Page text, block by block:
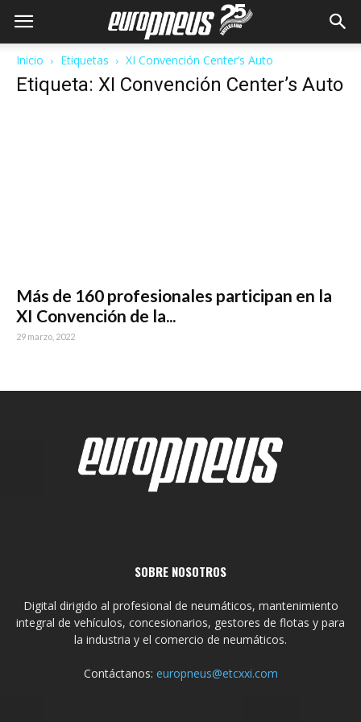
Inicio Etiquetas XI Convención Center’s Auto
Etiqueta: XI Convención Center’s Auto
Más de 160 profesionales participan en la
XI Convención de la...
29 marzo, 2022
SOBRE NOSOTROS
Digital dirigido al profesional de neumáticos, mantenimiento
integral de vehículos, concesionarios, gestores de flotas y para
la industria y el comercio de neumáticos.
Contáctanos: europneus@etcxxi.com